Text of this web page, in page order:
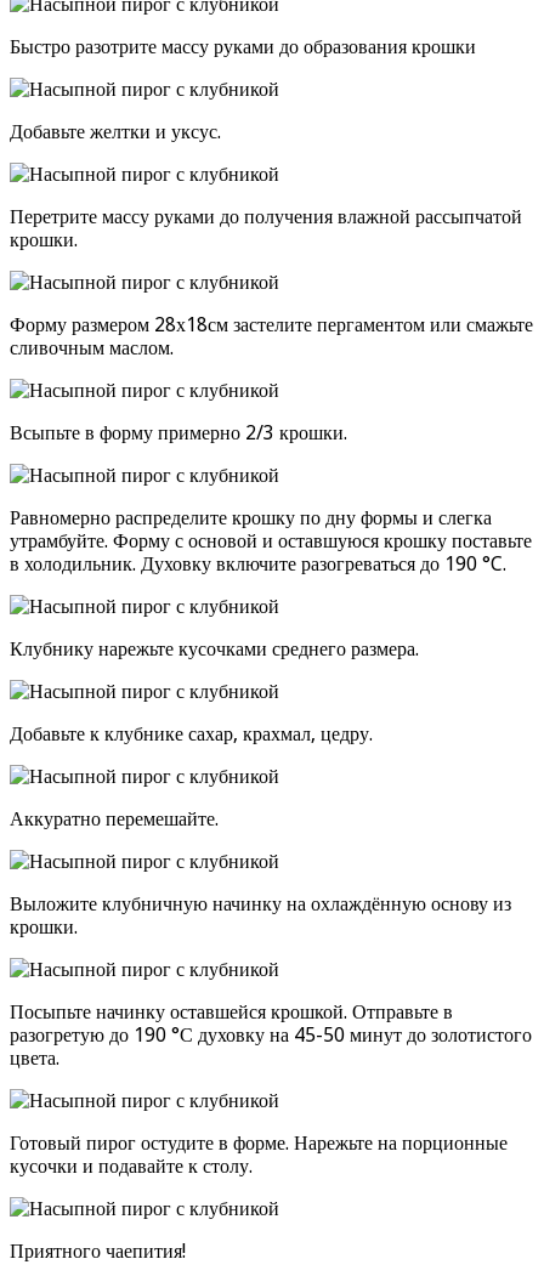
Быстро разотрите массу руками до образования крошки
Добавьте желтки и уксус.
Перетрите массу руками до получения влажной рассыпчатой
крошки.
Форму размером 28х18см застелите пергаментом или смажьте
сливочным маслом.
Всыпьте в форму примерно 2/3 крошки.
Равномерно распределите крошку по дну формы и слегка
утрамбуйте. Форму с основой и оставшуюся крошку поставьте
в холодильник. Духовку включите разогреваться до 190 °C.
Клубнику нарежьте кусочками среднего размера.
Добавьте к клубнике сахар, крахмал, цедру.
Аккуратно перемешайте.
Выложите клубничную начинку на охлаждённую основу из
крошки.
Посыпьте начинку оставшейся крошкой. Отправьте в
разогретую до 190 °С духовку на 45-50 минут до золотистого
цвета.
Готовый пирог остудите в форме. Нарежьте на порционные
кусочки и подавайте к столу.
Приятного чаепития!